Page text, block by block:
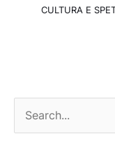
CULTURA E